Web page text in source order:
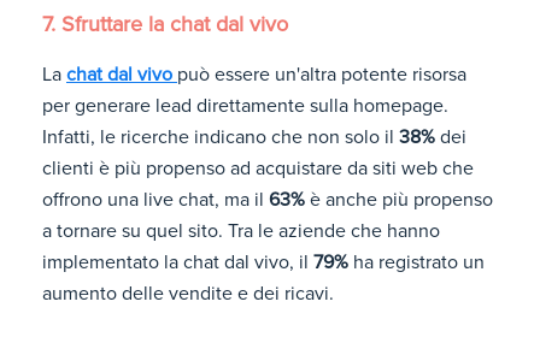
7. Sfruttare la chat dal vivo
La chat dal vivo può essere un'altra potente risorsa
per generare lead direttamente sulla homepage.
Infatti, le ricerche indicano che non solo il 38% dei
clienti è più propenso ad acquistare da siti web che
offrono una live chat, ma il 63% è anche più propenso
a tornare su quel sito. Tra le aziende che hanno
implementato la chat dal vivo, il 79% ha registrato un
aumento delle vendite e dei ricavi.